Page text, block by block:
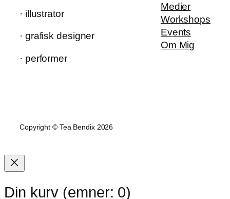
· illustrator
· grafisk designer
· performer
Medier
Workshops
Events
Om Mig
Copyright © Tea Bendix 2026
Din kurv (emner: 0)